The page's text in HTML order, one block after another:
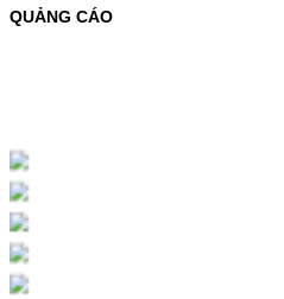
MỰC NẠP MÀU 119A CHO DÒNG MÁY HP
Chọn mua
HỘP MỰC MÀU SAMSUNG
CLT-403S CHO DÒNG MÁY
SL-C435/C436
QUẢNG CÁO